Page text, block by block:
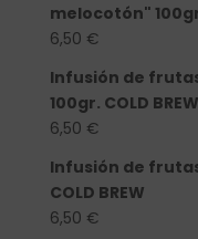
melocotón"
6,50 €
Infusión de
100gr. COLD BREW
6,50 €
Infusión de
COLD BREW
6,50 €